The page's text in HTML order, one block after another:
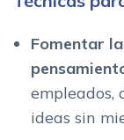
Fomentar
empleados,
ideas sin